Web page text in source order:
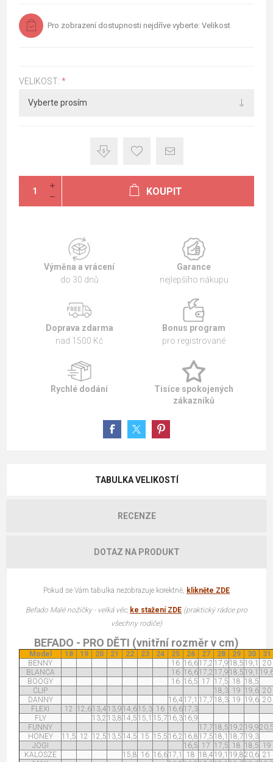
Pro zobrazení dostupnosti nejdříve vyberte: Velikost
VELIKOST: *
KOUPIT
Výměna a vrácení
do 30 dnů
Garance
nejlepšího nákupu
Doprava zdarma
nad 1500 Kč
Bonus program
pro registrované
Rychlé dodání
Tisíce spokojených
zákazníků
TABULKA VELIKOSTÍ
RECENZE
DOTAZ NA PRODUKT
Pokud se Vám tabulka nezobrazuje korektně, klikněte ZDE
Befado Malé nožičky - velká věc, ke stažení ZDE (praktický rádce pro
všechny rodiče)
BEFADO - PRO DĚTI (vnitřní rozměr v cm)
Model 18 19 20 21 22 23 24 25 26 27 28 29 30
31
BENNY
16 16,617,2 17,9 18,5 19,1
20
BLANCA
16 16,617,2 17,9 18,5 19,1
BOOGY
16 16,5 17 17,5 18 18,5
CLIP
18,3 19 19,6 20
DANNY
16,4 17,1 17,7 18,3 19 19,6 20
FLEXI
12 12,613,4 13,9 14,615,3 16 16,617,3
FLY
13,2 13,8 14,5 15,1 15,7 16,316,9
FUNNY
17,7 18,5 19,2 19,9
HONEY
11,5 12 12,5 13,5 14,5 15 15,5 16,2 16,8 17,5 18,1 18,7 19,3
JOGI
16,5 17 17,5 18 18,5 19
KALOSZE
15,8 16 16,617,1 18 18,4 19,1 19,820,6 21